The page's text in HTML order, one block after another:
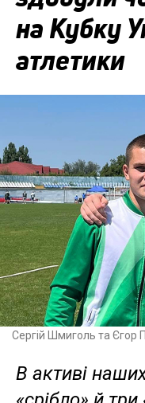
на Кубку
атлетики
Сергій Шмиголь та Єгор
В активі